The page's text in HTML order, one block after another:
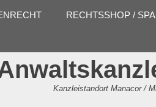
RECHTSSHOP /
Kanzleistandort Manacor /